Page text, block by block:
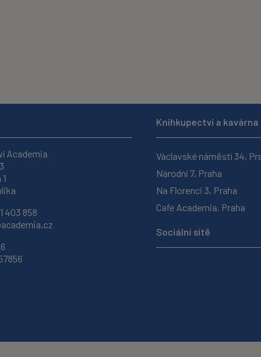
Academia
403 858
Knihkupectví a kavárna
Václavské náměstí 34,
Národní 7, Praha
Na Florenci 3, Praha
Cafe Academia, Praha
Sociální sítě